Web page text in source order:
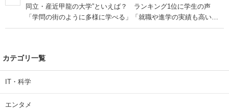
同立・産近甲龍の大学”といえば？ ランキング1位に学生の声
「学問の街のように多様に学べる」「就職や進学の実績も高い」
| 大学 ねとらぼリサーチ
カテゴリ一覧
IT・科学
エンタメ